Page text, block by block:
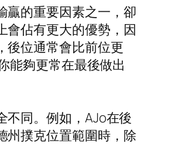
贏的重要因素之一，卻
會佔有更大的優勢，因
後位通常會比前位更
能夠更常在最後做出
不同。例如，AJo在後
州撲克位置範圍時，除